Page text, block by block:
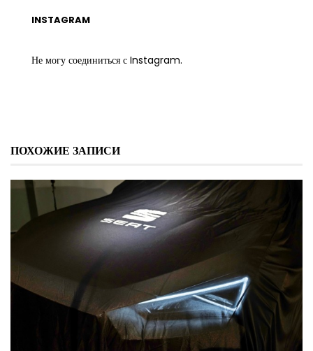
INSTAGRAM
Не могу соединиться с Instagram.
ПОХОЖИЕ ЗАПИСИ